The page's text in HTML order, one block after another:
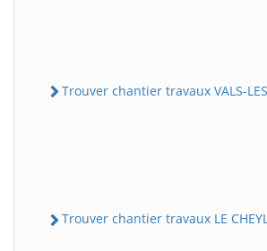
Trouver chantier travaux VALS-
Trouver chantier travaux LE